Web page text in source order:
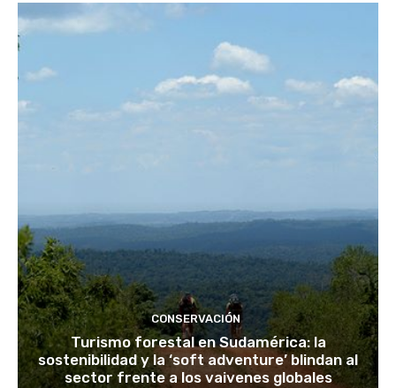
CONSERVACIÓN
Turismo forestal en Sudamérica: la
sostenibilidad y la ‘soft adventure’ blindan al
sector frente a los vaivenes globales